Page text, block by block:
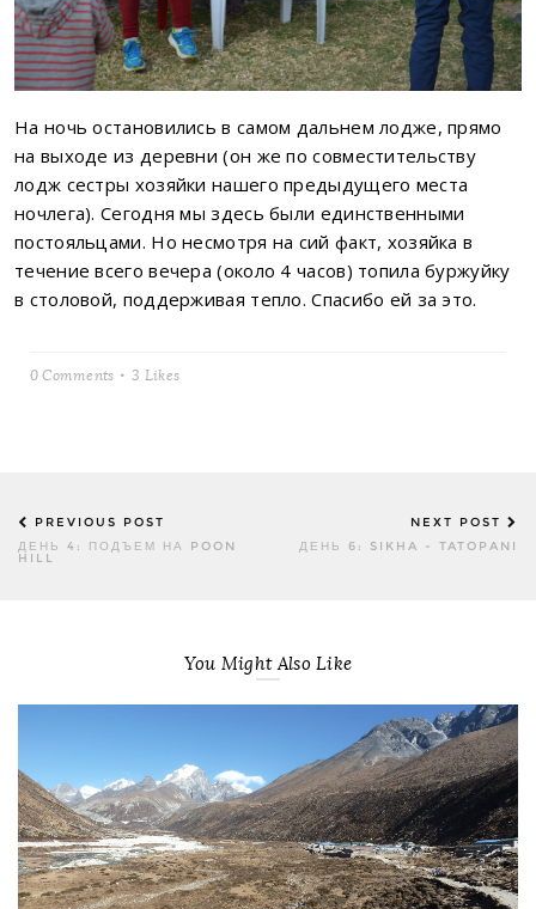
На ночь остановились в самом дальнем лодже, прямо
на выходе из деревни (он же по совместительству
лодж сестры хозяйки нашего предыдущего места
ночлега). Сегодня мы здесь были единственными
постояльцами. Но несмотря на сий факт, хозяйка в
течение всего вечера (около 4 часов) топила буржуйку
в столовой, поддерживая тепло. Спасибо ей за это.
0 Comments 3 Likes
Post
navigation
PREVIOUS POST
ДЕНЬ 4: ПОДЪЕМ НА POON
HILL
NEXT POST
ДЕНЬ 6: SIKHA - TATOPANI
You Might Also Like